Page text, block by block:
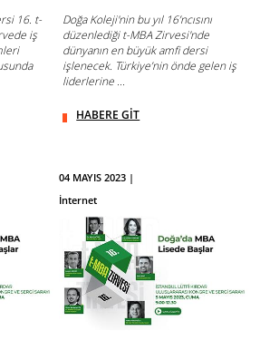
16. t-
iş
Doğa Koleji'nin bu yıl 16’ncısını
düzenlediği t-MBA Zirvesi'nde
dünyanın en büyük amfi dersi
işlenecek. Türkiye’nin önde gelen iş
liderlerine ...
HABERE GİT
04 MAYIS 2023 |
İnternet